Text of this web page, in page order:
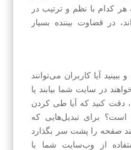
کدام با نظم و ترتیب در
در قضاوت بیننده بسیار
آیا کاربران می‌توانند
در سایت شما بیابند یا
دقت کنید که آیا طی کردن
برای تبدیل‌هایی که
چند صفحه را پشت سر بگذارد
از وب‌سایت شما با